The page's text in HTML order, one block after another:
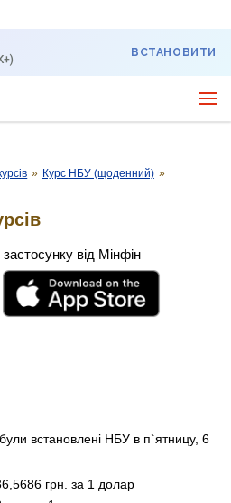
ВСТАНОВИТИ
» Курс НБУ (щоденний) »
від Мінфін
встановлені НБУ в п`ятницу, 6
грн. за 1 долар